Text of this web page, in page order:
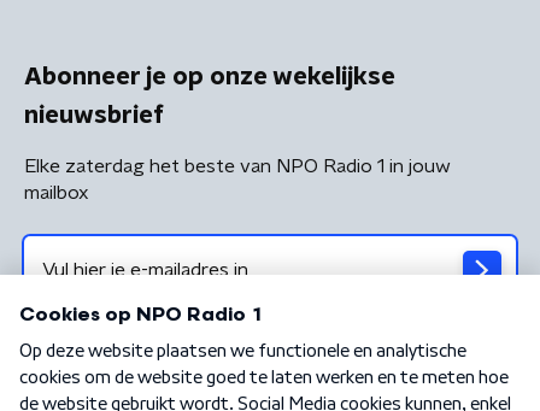
Abonneer je op onze wekelijkse
nieuwsbrief
Elke zaterdag het beste van NPO Radio 1 in jouw
mailbox